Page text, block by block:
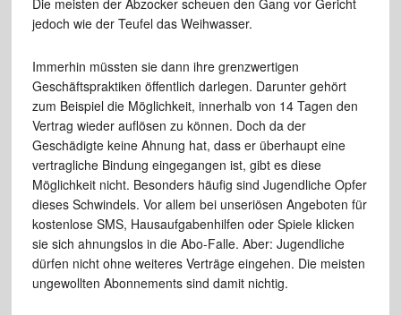
jedoch wie der Teufel das Weihwasser.
Immerhin müssten sie dann ihre grenzwertigen
Geschäftspraktiken öffentlich darlegen. Darunter gehört
zum Beispiel die Möglichkeit, innerhalb von 14 Tagen den
Vertrag wieder auflösen zu können. Doch da der
Geschädigte keine Ahnung hat, dass er überhaupt eine
vertragliche Bindung eingegangen ist, gibt es diese
Möglichkeit nicht. Besonders häufig sind Jugendliche Opfer
dieses Schwindels. Vor allem bei unseriösen Angeboten für
kostenlose SMS, Hausaufgabenhilfen oder Spiele klicken
sie sich ahnungslos in die Abo-Falle. Aber: Jugendliche
dürfen nicht ohne weiteres Verträge eingehen. Die meisten
ungewollten Abonnements sind damit nichtig.